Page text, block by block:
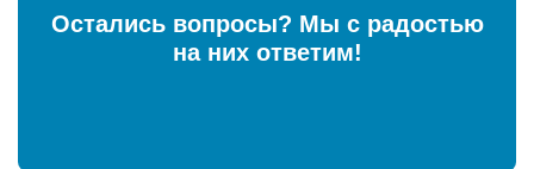
Остались вопросы? Мы с радостью
на них ответим!